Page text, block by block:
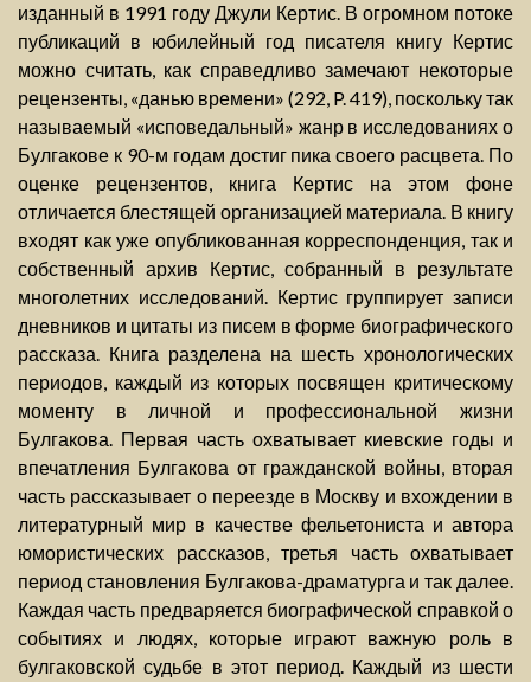
изданный в 1991 году Джули Кертис. В огромном потоке
публикаций в юбилейный год писателя книгу Кертис
можно считать, как справедливо замечают некоторые
рецензенты, «данью времени» (292, P. 419), поскольку так
называемый «исповедальный» жанр в исследованиях о
Булгакове к 90-м годам достиг пика своего расцвета. По
оценке рецензентов, книга Кертис на этом фоне
отличается блестящей организацией материала. В книгу
входят как уже опубликованная корреспонденция, так и
собственный архив Кертис, собранный в результате
многолетних исследований. Кертис группирует записи
дневников и цитаты из писем в форме биографического
рассказа. Книга разделена на шесть хронологических
периодов, каждый из которых посвящен критическому
моменту в личной и профессиональной жизни
Булгакова. Первая часть охватывает киевские годы и
впечатления Булгакова от гражданской войны, вторая
часть рассказывает о переезде в Москву и вхождении в
литературный мир в качестве фельетониста и автора
юмористических рассказов, третья часть охватывает
период становления Булгакова-драматурга и так далее.
Каждая часть предваряется биографической справкой о
событиях и людях, которые играют важную роль в
булгаковской судьбе в этот период. Каждый из шести